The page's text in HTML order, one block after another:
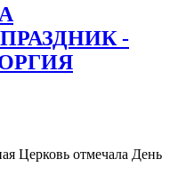
-
Церковь отмечала День